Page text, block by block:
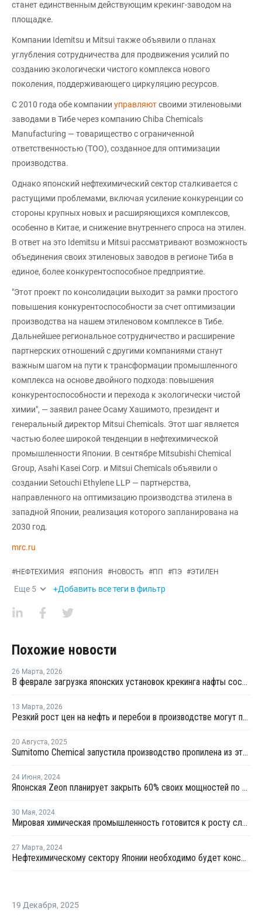
станет единственным действующим крекинг-заводом на
площадке.
Компании Idemitsu и Mitsui также объявили о планах
углубления сотрудничества для продвижения усилий по
созданию экологически чистого комплекса нового
поколения, поддерживающего циркуляцию ресурсов.
С 2010 года обе компании управляютсвоими этиленовыми
заводами в Тибе через компанию Chiba Chemicals
Manufacturing — товарищество с ограниченной
ответственностью (ТОО), созданное для оптимизации
производства.
Однако японский нефтехимический сектор сталкивается с
растущими проблемами, включая усиление конкуренции со
стороны крупных новых и расширяющихся комплексов,
особенно в Китае, и снижение внутреннего спроса на этилен.
В ответ на это Idemitsu и Mitsui рассматривают возможность
объединения своих этиленовых заводов в регионе Тиба в
единое, более конкурентоспособное предприятие.
"Этот проект по консолидации выходит за рамки простого
повышения конкурентоспособности за счет оптимизации
производства на нашем этиленовом комплексе в Тибе.
Дальнейшее региональное сотрудничество и расширение
партнерских отношений с другими компаниями станут
важным шагом на пути к трансформации промышленного
комплекса на основе двойного подхода: повышения
конкурентоспособности и перехода к экологически чистой
химии", — заявил ранее Осаму Хашимото, президент и
генеральный директор Mitsui Chemicals. Этот шаг является
частью более широкой тенденции в нефтехимической
промышленности Японии. В сентябре Mitsubishi Chemical
Group, Asahi Kasei Corp. и Mitsui Chemicals объявили о
создании Setouchi Ethylene LLP — партнерства,
направленного на оптимизацию производства этилена в
западной Японии, реализация которого запланирована на
2030 год.
mrc.ru
#НЕФТЕХИМИЯ #ЯПОНИЯ #НОВОСТЬ #ПП #ПЭ #ЭТИЛЕН
Еще 5 +Добавить все теги в фильтр
Похожие новости
26 Марта, 2026
В феврале загрузка японских установок крекинга нафты составила 75,7%
13 Марта, 2026
Резкий рост цен на нефть и перебои в производстве могут поддержать прибыль американских производителей этилена
20 Августа, 2025
Sumitomo Chemical запустила производство пропилена из этанола
24 Июня, 2024
Японская Zeon планирует закрыть 60% своих мощностей по производству эластомеров в Токуяме
30 Мая, 2024
Мировая химическая промышленность готовится к росту слияний и поглощений в Японии и Индии в 2024 году
27 Марта, 2024
Нефтехимическому сектору Японии необходимо будет консолидироваться
19 Декабря, 2025